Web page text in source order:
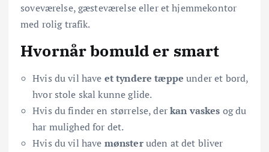
soveværelse, gæsteværelse eller et hjemmekontor
med rolig trafik.
Hvornår bomuld er smart
Hvis du vil have et tyndere tæppe under et bord,
hvor stole skal kunne glide.
Hvis du finder en størrelse, derkan vaskes og du
har mulighed for det.
Hvis du vil have mønsteruden at det bliver